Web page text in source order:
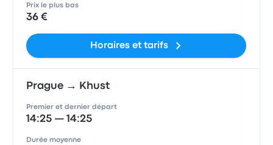
Prix le plus bas
36 €
Horaires et tarifs
Prague → Khust
Premier et dernier départ
14:25 — 14:25
Durée moyenne